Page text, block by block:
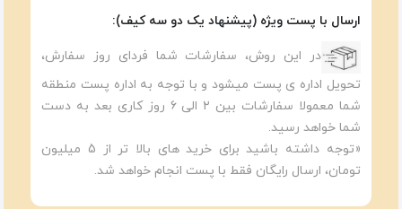
ارسال با پست ویژه (پیشنهاد یک دو سه کیف):
در این روش، سفارشات شما فردای روز سفارش،
تحویل اداره ی پست میشود و با توجه به اداره پست منطقه
شما معمولا سفارشات بین ۲ الی ۶ روز کاری بعد به دست
شما خواهد رسید.
«توجه داشته باشید برای خرید های بالا تر از 5 میلیون
تومان، ارسال رایگان فقط با پست انجام خواهد شد.